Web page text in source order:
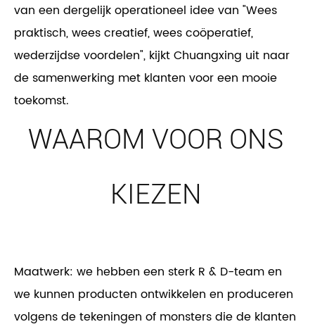
van een dergelijk operationeel idee van "Wees
praktisch, wees creatief, wees coöperatief,
wederzijdse voordelen", kijkt Chuangxing uit naar
de samenwerking met klanten voor een mooie
toekomst.
WAAROM VOOR ONS
KIEZEN
Maatwerk: we hebben een sterk R & D-team en
we kunnen producten ontwikkelen en produceren
volgens de tekeningen of monsters die de klanten